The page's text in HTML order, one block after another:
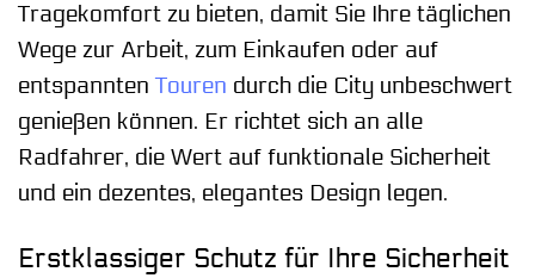
Tragekomfort zu bieten, damit Sie Ihre täglichen
Wege zur Arbeit, zum Einkaufen oder auf
entspannten Touren durch die City unbeschwert
genießen können. Er richtet sich an alle
Radfahrer, die Wert auf funktionale Sicherheit
und ein dezentes, elegantes Design legen.
Erstklassiger Schutz für Ihre Sicherheit